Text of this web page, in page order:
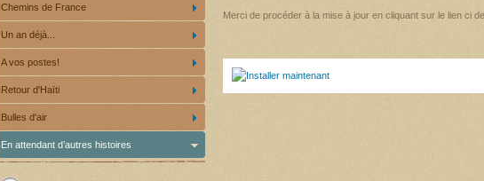
Chemins de France
Un an déjà...
A vos postes!
Retour d'Haïti
Bulles d'air
En attendant d’autres histoires
Merci de procéder à la mise à jour en cliquant sur le lien ci